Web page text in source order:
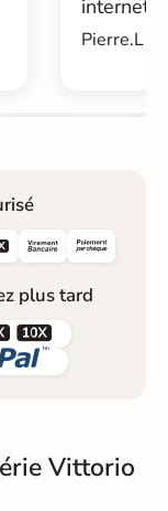
internet....
Pierre.L -
plus tard

Vittorio